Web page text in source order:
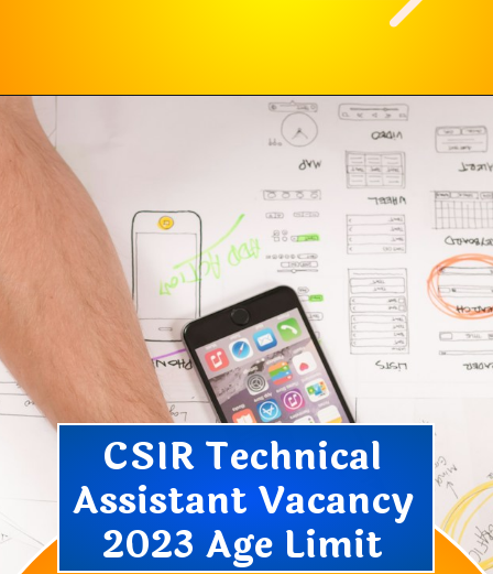
CSIR Technical
Assistant Vacancy
2023 Age Limit